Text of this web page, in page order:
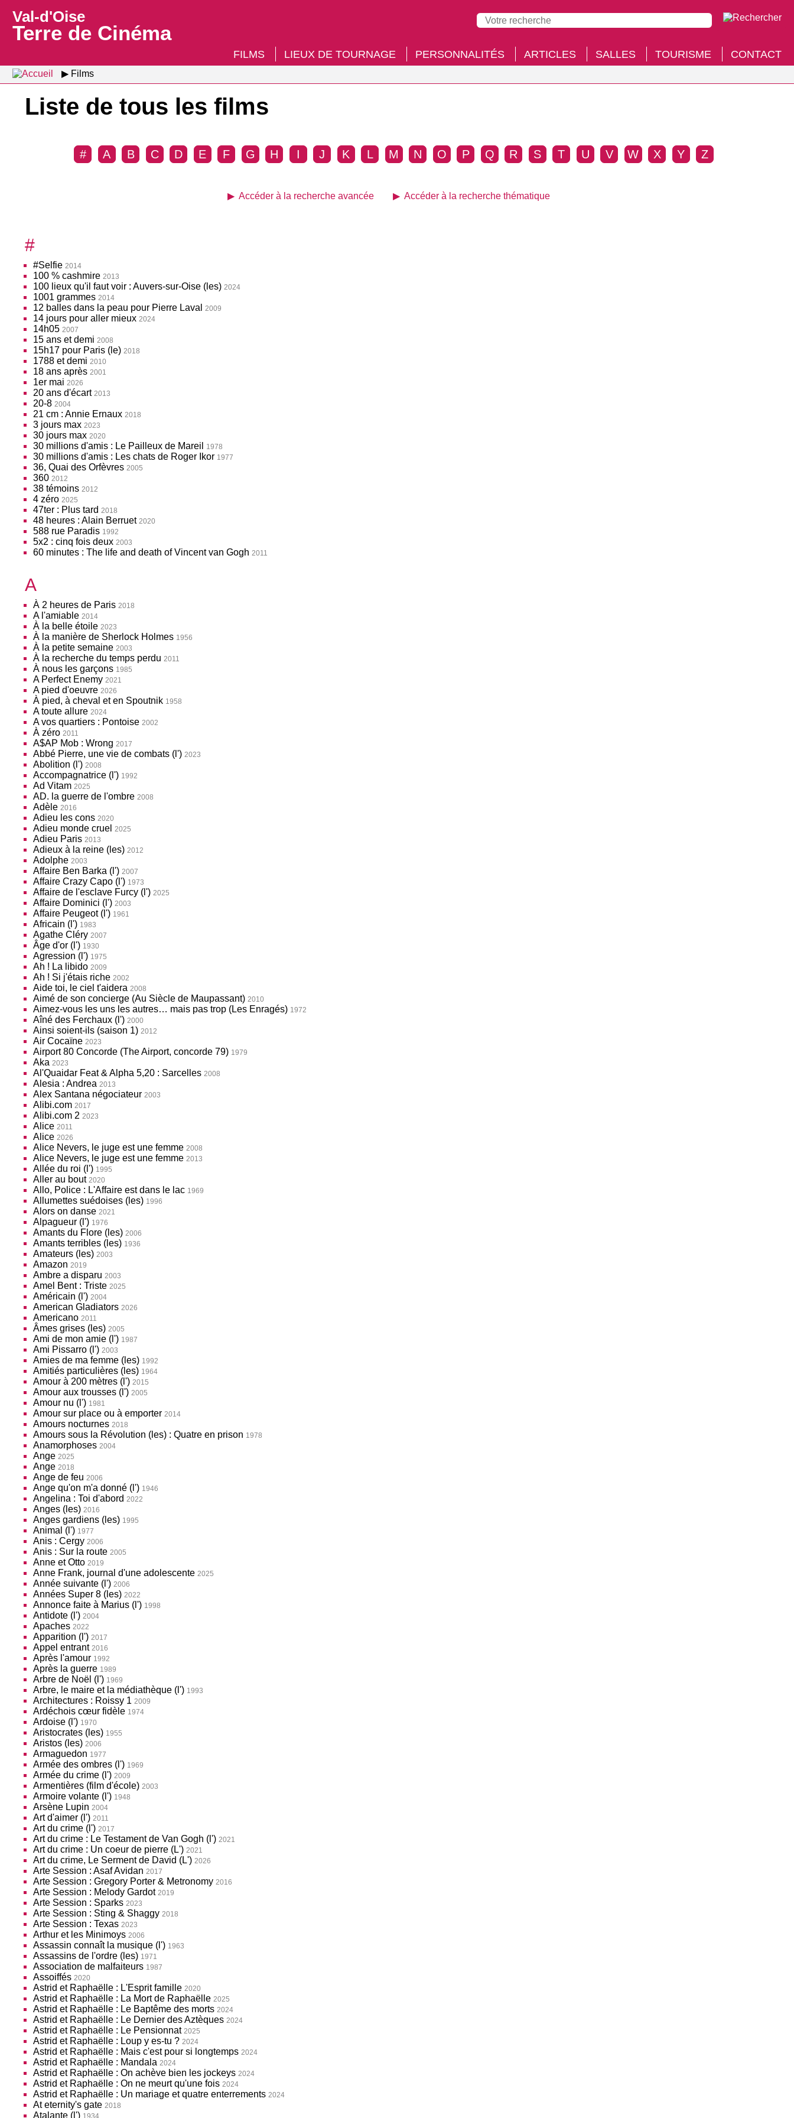
Val-d'Oise
Terre de Cinéma
FILMS LIEUX DE TOURNAGE PERSONNALITÉS ARTICLES SALLES TOURISME CONTACT
Films
Liste de tous les films
# A B C D E F G H I J K L M N O P Q R S T U V W X Y Z
Accéder à la recherche avancée Accéder à la recherche thématique
#
#Selfie 2014
100 % cashmire 2013
100 lieux qu'il faut voir : Auvers-sur-Oise (les) 2024
1001 grammes 2014
12 balles dans la peau pour Pierre Laval 2009
14 jours pour aller mieux 2024
14h05 2007
15 ans et demi 2008
15h17 pour Paris (le) 2018
1788 et demi 2010
18 ans après 2001
1er mai 2026
20 ans d'écart 2013
20-8 2004
21 cm : Annie Ernaux 2018
3 jours max 2023
30 jours max 2020
30 millions d'amis : Le Pailleux de Mareil 1978
30 millions d'amis : Les chats de Roger Ikor 1977
36, Quai des Orfèvres 2005
360 2012
38 témoins 2012
4 zéro 2025
47ter : Plus tard 2018
48 heures : Alain Berruet 2020
588 rue Paradis 1992
5x2 : cinq fois deux 2003
60 minutes : The life and death of Vincent van Gogh 2011
A
À 2 heures de Paris 2018
A l'amiable 2014
À la belle étoile 2023
À la manière de Sherlock Holmes 1956
À la petite semaine 2003
À la recherche du temps perdu 2011
À nous les garçons 1985
A Perfect Enemy 2021
A pied d'oeuvre 2026
À pied, à cheval et en Spoutnik 1958
A toute allure 2024
A vos quartiers : Pontoise 2002
À zéro 2011
A$AP Mob : Wrong 2017
Abbé Pierre, une vie de combats (l') 2023
Abolition (l') 2008
Accompagnatrice (l') 1992
Ad Vitam 2025
AD. la guerre de l'ombre 2008
Adèle 2016
Adieu les cons 2020
Adieu monde cruel 2025
Adieu Paris 2013
Adieux à la reine (les) 2012
Adolphe 2003
Affaire Ben Barka (l') 2007
Affaire Crazy Capo (l') 1973
Affaire de l'esclave Furcy (l') 2025
Affaire Dominici (l') 2003
Affaire Peugeot (l') 1961
Africain (l') 1983
Agathe Cléry 2007
Âge d'or (l') 1930
Agression (l') 1975
Ah ! La libido 2009
Ah ! Si j'étais riche 2002
Aide toi, le ciel t'aidera 2008
Aimé de son concierge (Au Siècle de Maupassant) 2010
Aimez-vous les uns les autres… mais pas trop (Les Enragés) 1972
Aîné des Ferchaux (l') 2000
Ainsi soient-ils (saison 1) 2012
Air Cocaïne 2023
Airport 80 Concorde (The Airport, concorde 79) 1979
Aka 2023
Al'Quaidar Feat & Alpha 5,20 : Sarcelles 2008
Alesia : Andrea 2013
Alex Santana négociateur 2003
Alibi.com 2017
Alibi.com 2 2023
Alice 2011
Alice 2026
Alice Nevers, le juge est une femme 2008
Alice Nevers, le juge est une femme 2013
Allée du roi (l') 1995
Aller au bout 2020
Allo, Police : L'Affaire est dans le lac 1969
Allumettes suédoises (les) 1996
Alors on danse 2021
Alpagueur (l') 1976
Amants du Flore (les) 2006
Amants terribles (les) 1936
Amateurs (les) 2003
Amazon 2019
Ambre a disparu 2003
Amel Bent : Triste 2025
Américain (l') 2004
American Gladiators 2026
Americano 2011
Âmes grises (les) 2005
Ami de mon amie (l') 1987
Ami Pissarro (l') 2003
Amies de ma femme (les) 1992
Amitiés particulières (les) 1964
Amour à 200 mètres (l') 2015
Amour aux trousses (l') 2005
Amour nu (l') 1981
Amour sur place ou à emporter 2014
Amours nocturnes 2018
Amours sous la Révolution (les) : Quatre en prison 1978
Anamorphoses 2004
Ange 2025
Ange 2018
Ange de feu 2006
Ange qu'on m'a donné (l') 1946
Angelina : Toi d'abord 2022
Anges (les) 2016
Anges gardiens (les) 1995
Animal (l') 1977
Anis : Cergy 2006
Anis : Sur la route 2005
Anne et Otto 2019
Anne Frank, journal d'une adolescente 2025
Année suivante (l') 2006
Années Super 8 (les) 2022
Annonce faite à Marius (l') 1998
Antidote (l') 2004
Apaches 2022
Apparition (l') 2017
Appel entrant 2016
Après l'amour 1992
Après la guerre 1989
Arbre de Noël (l') 1969
Arbre, le maire et la médiathèque (l') 1993
Architectures : Roissy 1 2009
Ardéchois cœur fidèle 1974
Ardoise (l') 1970
Aristocrates (les) 1955
Aristos (les) 2006
Armaguedon 1977
Armée des ombres (l') 1969
Armée du crime (l') 2009
Armentières (film d'école) 2003
Armoire volante (l') 1948
Arsène Lupin 2004
Art d'aimer (l') 2011
Art du crime (l') 2017
Art du crime : Le Testament de Van Gogh (l') 2021
Art du crime : Un coeur de pierre (L') 2021
Art du crime, Le Serment de David (L') 2026
Arte Session : Asaf Avidan 2017
Arte Session : Gregory Porter & Metronomy 2016
Arte Session : Melody Gardot 2019
Arte Session : Sparks 2023
Arte Session : Sting & Shaggy 2018
Arte Session : Texas 2023
Arthur et les Minimoys 2006
Assassin connaît la musique (l') 1963
Assassins de l'ordre (les) 1971
Association de malfaiteurs 1987
Assoiffés 2020
Astrid et Raphaëlle : L'Esprit famille 2020
Astrid et Raphaëlle : La Mort de Raphaëlle 2025
Astrid et Raphaëlle : Le Baptême des morts 2024
Astrid et Raphaëlle : Le Dernier des Aztèques 2024
Astrid et Raphaëlle : Le Pensionnat 2025
Astrid et Raphaëlle : Loup y es-tu ? 2024
Astrid et Raphaëlle : Mais c'est pour si longtemps 2024
Astrid et Raphaëlle : Mandala 2024
Astrid et Raphaëlle : On achève bien les jockeys 2024
Astrid et Raphaëlle : On ne meurt qu'une fois 2024
Astrid et Raphaëlle : Un mariage et quatre enterrements 2024
At eternity's gate 2018
Atalante (l') 1934